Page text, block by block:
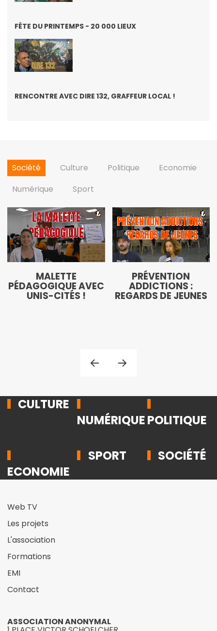
FÊTE DU PRINTEMPS - 20 000 LIEUX
RENCONTRE AVEC DIRE 132, GRAFFEUR LOCAL !
Société Culture Politique
Economie
Numérique
Sport
MALETTE
PÉDAGOGIQUE AVEC
UNIS-CITÉS !
PRÉVENTION
ADDICTIONS :
REGARDS DE JEUNES
CULTURE
NUMÉRIQUEPOLITIQUE
ECONOMIE
SPORT SOCIÉTÉ
Web TV
Les projets
L'association
Formations
EMI
Contact
ASSOCIATION ANONYMAL